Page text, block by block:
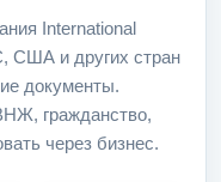
International
США и других стран
документы.
гражданство,
через бизнес.